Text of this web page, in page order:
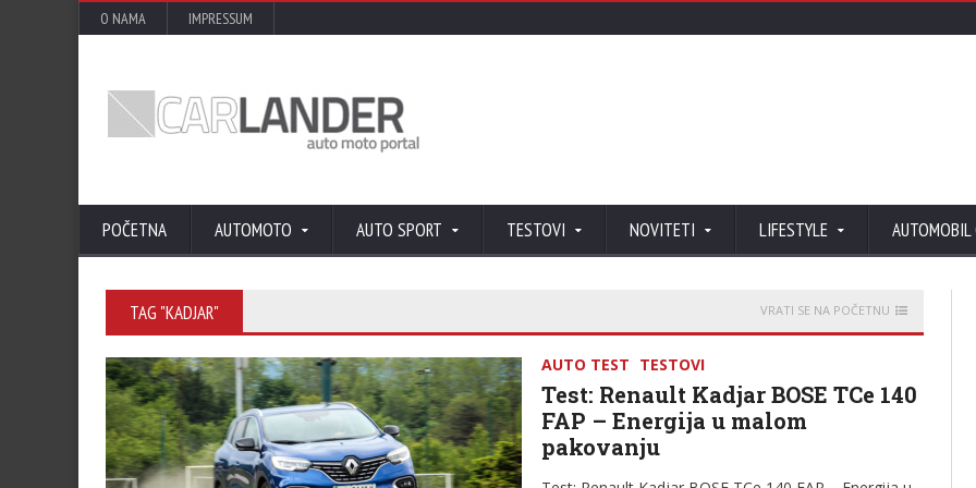
O NAMA IMPRESSUM
POČETNA AUTOMOTO AUTO SPORT TESTOVI NOVITETI LIFESTYLE AUTOMOBIL
TAG "KADJAR" VRATI SE NA POČETNU
AUTO TEST TESTOVI
Test: Renault Kadjar BOSE TCe 140
FAP – Energija u malom
pakovanju